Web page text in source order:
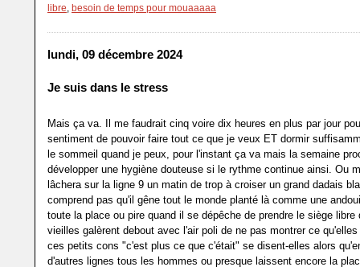
libre, besoin de temps pour mouaaaaa
lundi, 09 décembre 2024
Je suis dans le stress
Mais ça va. Il me faudrait cinq voire dix heures en plus par jour
sentiment de pouvoir faire tout ce que je veux ET dormir
le sommeil quand je peux, pour l'instant ça va mais la semaine
développer une hygiène douteuse si le rythme continue ainsi. Ou
lâchera sur la ligne 9 un matin de trop à croiser un grand dadais
comprend pas qu'il gêne tout le monde planté là comme une
toute la place ou pire quand il se dépêche de prendre le siège libre
vieilles galèrent debout avec l'air poli de ne pas montrer ce
ces petits cons "c'est plus ce que c'était" se disent-elles alors
d'autres lignes tous les hommes ou presque laissent encore la